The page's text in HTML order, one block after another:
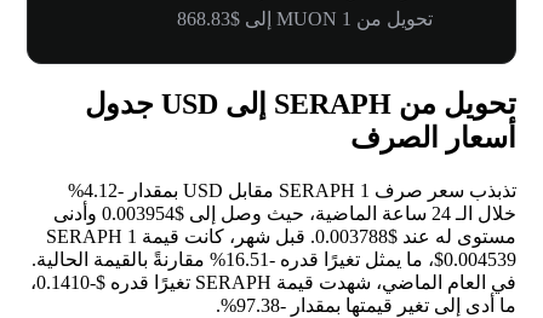
تحويل من 1 MUON إلى $868.83
تحويل من SERAPH إلى USD جدول
أسعار الصرف
تذبذب سعر صرف 1 SERAPH مقابل USD بمقدار
-4.12%
خلال الـ 24 ساعة الماضية، حيث وصل إلى $0.003954 وأدنى
مستوى له عند $0.003788. قبل شهر، كانت قيمة 1 SERAPH
$0.004539، ما يمثل تغيرًا قدره
-16.51%
مقارنةً بالقيمة الحالية.
في العام الماضي، شهدت قيمة SERAPH تغيرًا قدره $-0.1410،
ما أدى إلى تغير قيمتها بمقدار -97.38%
.